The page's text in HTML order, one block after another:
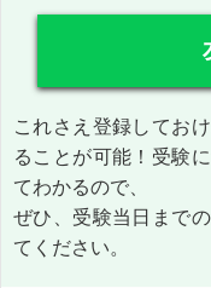
これさえ登録してお
ることが可能！受験
てわかるので、
ぜひ、受験当日まで
てください。